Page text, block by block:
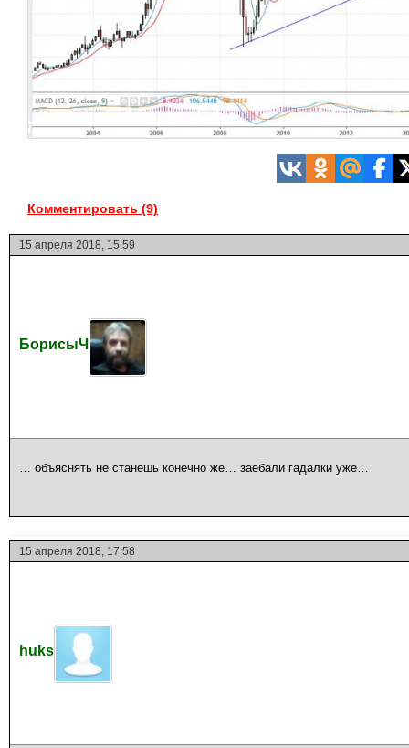
Комментировать (9)
15 апреля 2018, 15:59
БорисыЧ
… объяснять не станешь конечно же… заебали гадалки уже…
15 апреля 2018, 17:58
huks